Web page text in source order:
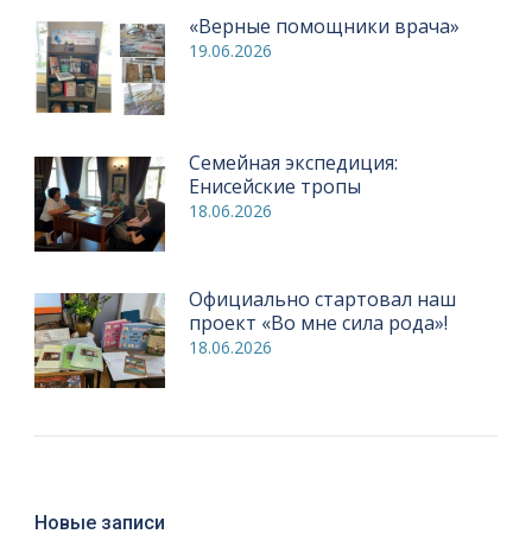
«Верные помощники врача»
19.06.2026
Семейная экспедиция:
Енисейские тропы
18.06.2026
Официально стартовал наш
проект «Во мне сила рода»!
18.06.2026
Новые записи